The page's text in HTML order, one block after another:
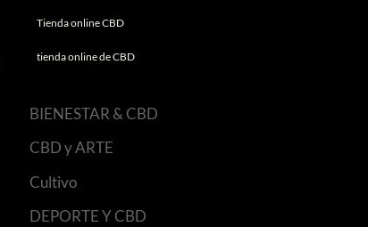
Tienda online CBD
tienda online de CBD
BIENESTAR & CBD
CBD y ARTE
Cultivo
DEPORTE Y CBD